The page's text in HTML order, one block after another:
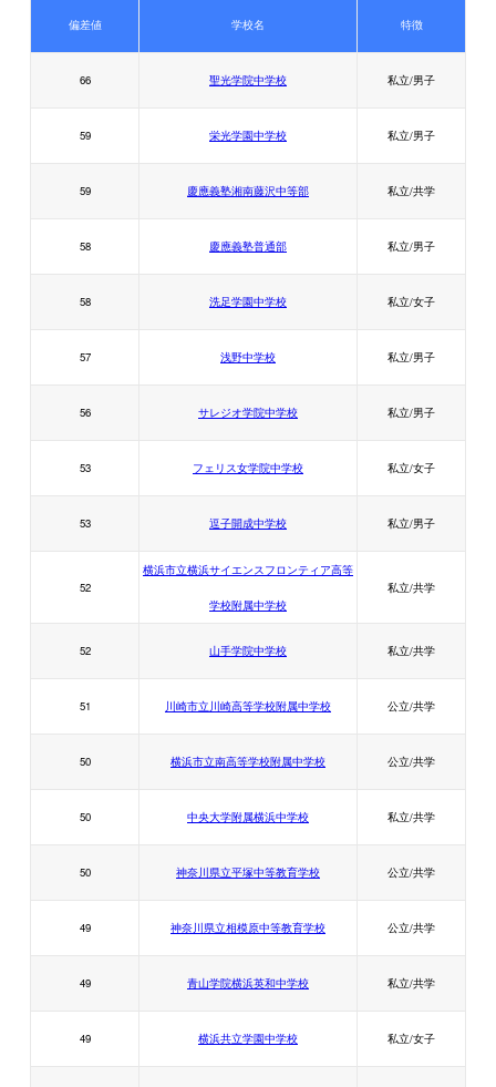
偏差値:59
私立中学校/共学
湘南台駅西口 バス約15分
偏差値 学校名 特徴
66 聖光学院中学校 私立/男子
59 栄光学園中学校 私立/男子
59 慶應義塾湘南藤沢中等部 私立/共学
58 慶應義塾普通部 私立/男子
58 洗足学園中学校 私立/女子
57 浅野中学校 私立/男子
56 サレジオ学院中学校 私立/男子
53 フェリス女学院中学校 私立/女子
53 逗子開成中学校 私立/男子
52
横浜市立横浜サイエンスフロンティア高等
学校附属中学校
私立/共学
52 山手学院中学校 私立/共学
51 川崎市立川崎高等学校附属中学校 公立/共学
50 横浜市立南高等学校附属中学校 公立/共学
50 中央大学附属横浜中学校 私立/共学
50 神奈川県立平塚中等教育学校 公立/共学
49 神奈川県立相模原中等教育学校 公立/共学
49 青山学院横浜英和中学校 私立/共学
49 横浜共立学園中学校 私立/女子